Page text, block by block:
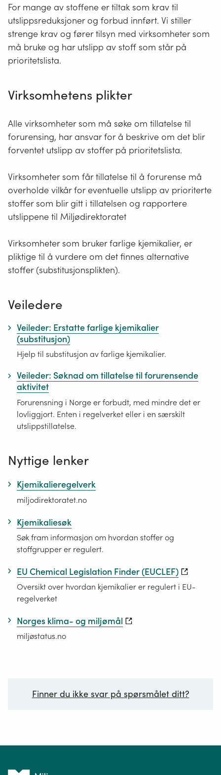
For mange av stoffene er tiltak som krav til
utslippsreduksjoner og forbud innført. Vi stiller
strenge krav og fører tilsyn med virksomheter som
må bruke og har utslipp av stoff som står på
prioritetslista.
Virksomhetens plikter
Alle virksomheter som må søke om tillatelse til
forurensing, har ansvar for å beskrive om det blir
forventet utslipp av stoffer på prioritetslista.
Virksomheter som får tillatelse til å forurense må
overholde vilkår for eventuelle utslipp av prioriterte
stoffer som blir gitt i tillatelsen og rapportere
utslippene til Miljødirektoratet
Virksomheter som bruker farlige kjemikalier, er
pliktige til å vurdere om det finnes alternative
stoffer (substitusjonsplikten).
Veiledere
Veileder: Erstatte farlige kjemikalier
(substitusjon)
Hjelp til substitusjon av farlige kjemikalier.
Veileder: Søknad om tillatelse til forurensende
aktivitet
Forurensning i Norge er forbudt, med mindre det er
lovliggjort. Enten i regelverket eller i en særskilt
utslippstillatelse.
Nyttige lenker
Kjemikalieregelverk
miljodirektoratet.no
Kjemikaliesøk
Søk fram informasjon om hvordan stoffer og
stoffgrupper er regulert.
EU Chemical Legislation Finder (EUCLEF)
Oversikt over hvordan kjemikalier er regulert i EU-
regelverket
Norges klima- og miljømål
miljøstatus.no
Finner du ikke svar på spørsmålet ditt?